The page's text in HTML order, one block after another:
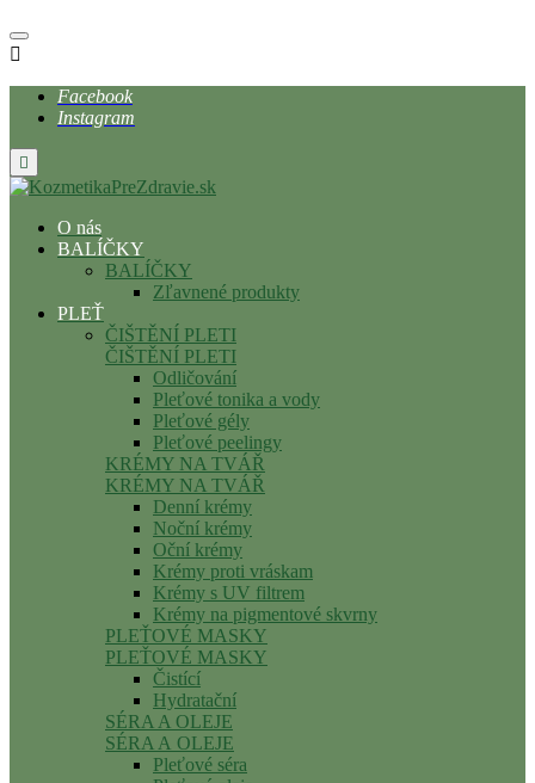

Facebook
Instagram

O nás
BALÍČKY
BALÍČKY
Zľavnené produkty
PLEŤ
ČIŠTĚNÍ PLETI
ČIŠTĚNÍ PLETI
Odličování
Pleťové tonika a vody
Pleťové gély
Pleťové peelingy
KRÉMY NA TVÁŘ
KRÉMY NA TVÁŘ
Denní krémy
Noční krémy
Oční krémy
Krémy proti vráskam
Krémy s UV filtrem
Krémy na pigmentové skvrny
PLEŤOVÉ MASKY
PLEŤOVÉ MASKY
Čistící
Hydratační
SÉRA A OLEJE
SÉRA A OLEJE
Pleťové séra